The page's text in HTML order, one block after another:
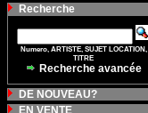
Recherche
Numero, ARTISTE, SUJET LOCATION,
TITRE
Recherche avancée
DE NOUVEAU?
EN VENTE